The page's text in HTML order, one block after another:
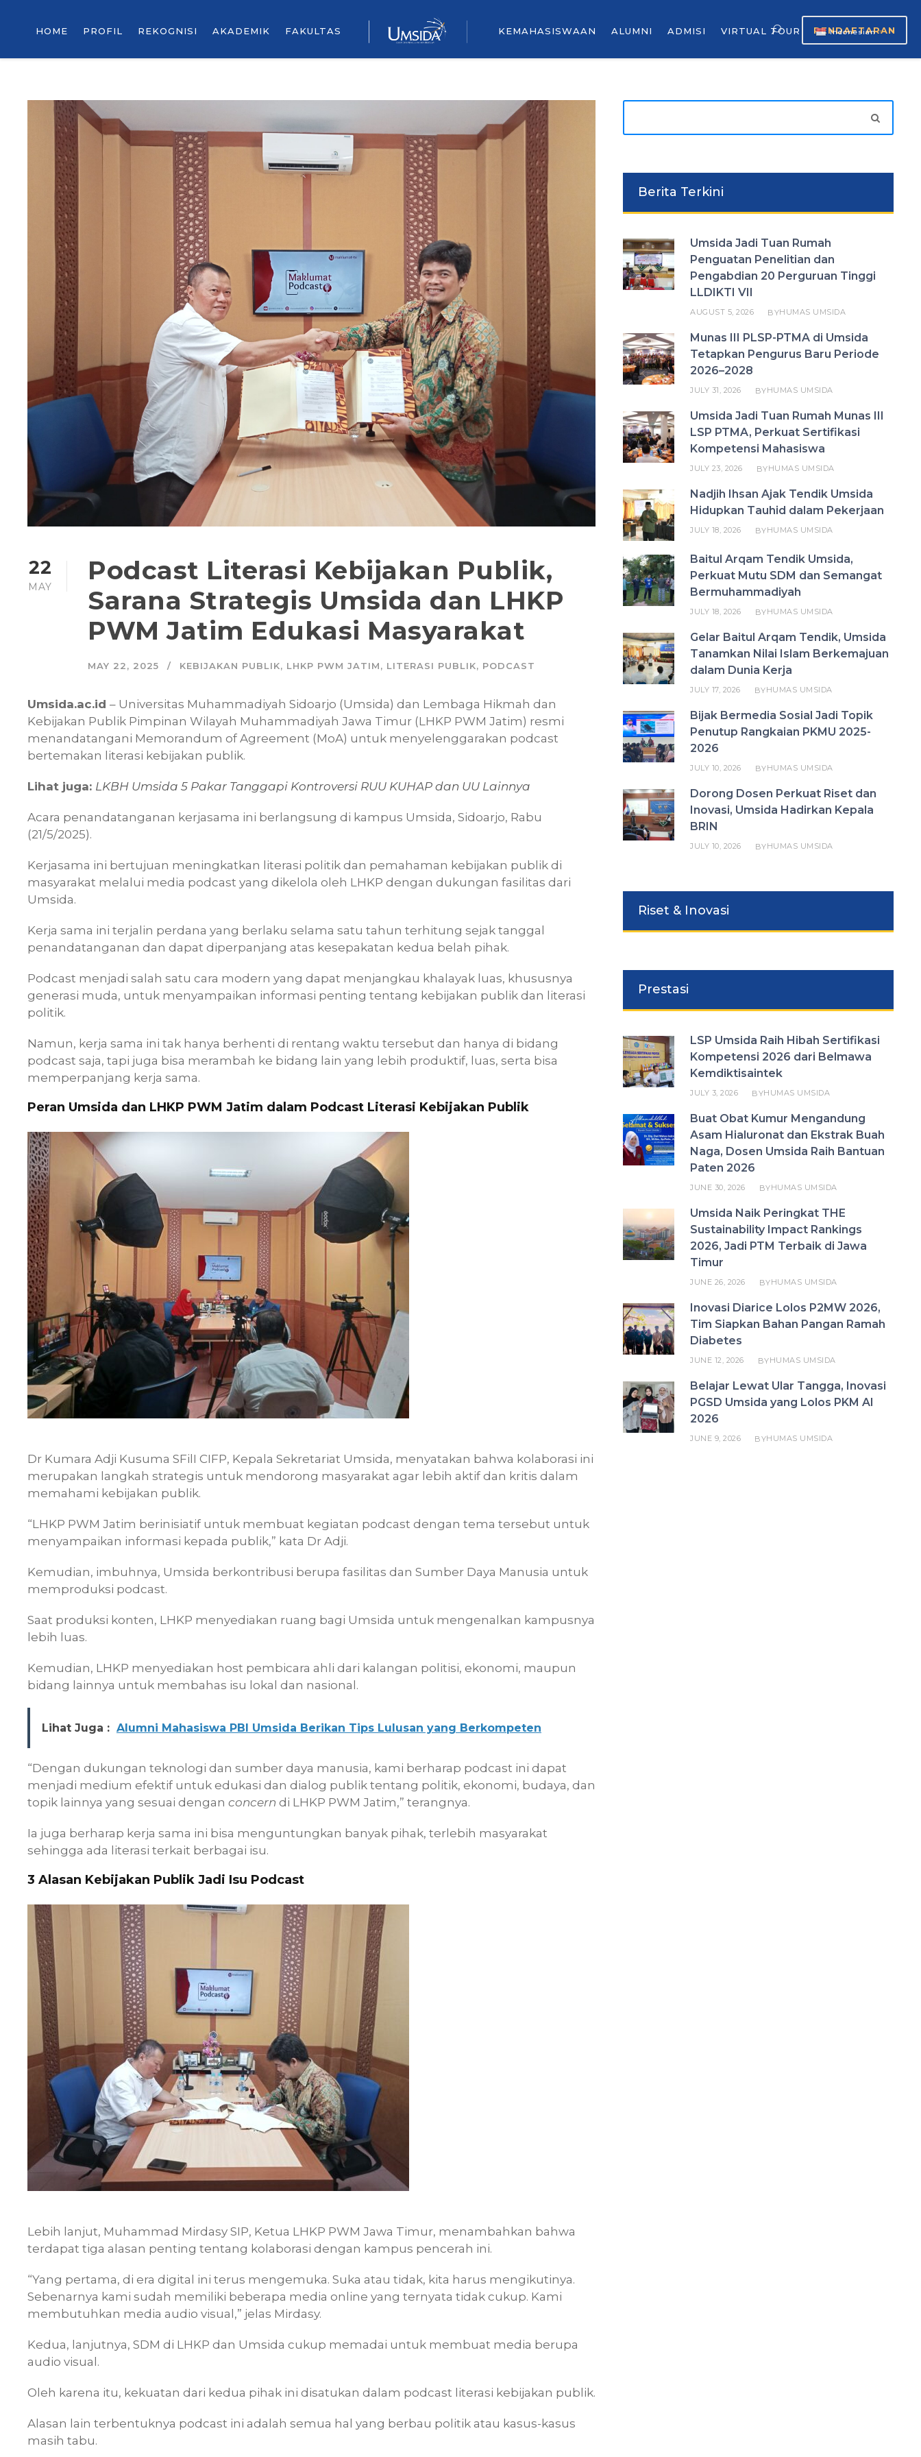
HOME PROFIL REKOGNISI AKADEMIK FAKULTAS KEMAHASISWAAN ALUMNI ADMISI VIRTUAL TOUR Indonesian ▼
PENDAFTARAN
22
MAY
Podcast Literasi Kebijakan Publik,
Sarana Strategis Umsida dan LHKP
PWM Jatim Edukasi Masyarakat
MAY 22, 2025 KEBIJAKAN PUBLIK, LHKP PWM JATIM, LITERASI PUBLIK, PODCAST
Umsida.ac.id – Universitas Muhammadiyah Sidoarjo (Umsida) dan Lembaga Hikmah dan
Kebijakan Publik Pimpinan Wilayah Muhammadiyah Jawa Timur (LHKP PWM Jatim) resmi
menandatangani Memorandum of Agreement (MoA) untuk menyelenggarakan podcast
bertemakan literasi kebijakan publik.
Lihat juga: LKBH Umsida 5 Pakar Tanggapi Kontroversi RUU KUHAP dan UU Lainnya
Acara penandatanganan kerjasama ini berlangsung di kampus Umsida, Sidoarjo, Rabu
(21/5/2025).
Kerjasama ini bertujuan meningkatkan literasi politik dan pemahaman kebijakan publik di
masyarakat melalui media podcast yang dikelola oleh LHKP dengan dukungan fasilitas dari
Umsida.
Kerja sama ini terjalin perdana yang berlaku selama satu tahun terhitung sejak tanggal
penandatanganan dan dapat diperpanjang atas kesepakatan kedua belah pihak.
Podcast menjadi salah satu cara modern yang dapat menjangkau khalayak luas, khususnya
generasi muda, untuk menyampaikan informasi penting tentang kebijakan publik dan literasi
politik.
Namun, kerja sama ini tak hanya berhenti di rentang waktu tersebut dan hanya di bidang
podcast saja, tapi juga bisa merambah ke bidang lain yang lebih produktif, luas, serta bisa
memperpanjang kerja sama.
Peran Umsida dan LHKP PWM Jatim dalam Podcast Literasi Kebijakan Publik
Dr Kumara Adji Kusuma SFilI CIFP, Kepala Sekretariat Umsida, menyatakan bahwa kolaborasi ini
merupakan langkah strategis untuk mendorong masyarakat agar lebih aktif dan kritis dalam
memahami kebijakan publik.
“LHKP PWM Jatim berinisiatif untuk membuat kegiatan podcast dengan tema tersebut untuk
menyampaikan informasi kepada publik,” kata Dr Adji.
Kemudian, imbuhnya, Umsida berkontribusi berupa fasilitas dan Sumber Daya Manusia untuk
memproduksi podcast.
Saat produksi konten, LHKP menyediakan ruang bagi Umsida untuk mengenalkan kampusnya
lebih luas.
Kemudian, LHKP menyediakan host pembicara ahli dari kalangan politisi, ekonomi, maupun
bidang lainnya untuk membahas isu lokal dan nasional.
Lihat Juga : Alumni Mahasiswa PBI Umsida Berikan Tips Lulusan yang Berkompeten
“Dengan dukungan teknologi dan sumber daya manusia, kami berharap podcast ini dapat
menjadi medium efektif untuk edukasi dan dialog publik tentang politik, ekonomi, budaya, dan
topik lainnya yang sesuai dengan concern di LHKP PWM Jatim,” terangnya.
Ia juga berharap kerja sama ini bisa menguntungkan banyak pihak, terlebih masyarakat
sehingga ada literasi terkait berbagai isu.
3 Alasan Kebijakan Publik Jadi Isu Podcast
Lebih lanjut, Muhammad Mirdasy SIP, Ketua LHKP PWM Jawa Timur, menambahkan bahwa
terdapat tiga alasan penting tentang kolaborasi dengan kampus pencerah ini.
“Yang pertama, di era digital ini terus mengemuka. Suka atau tidak, kita harus mengikutinya.
Sebenarnya kami sudah memiliki beberapa media online yang ternyata tidak cukup. Kami
membutuhkan media audio visual,” jelas Mirdasy.
Kedua, lanjutnya, SDM di LHKP dan Umsida cukup memadai untuk membuat media berupa
audio visual.
Oleh karena itu, kekuatan dari kedua pihak ini disatukan dalam podcast literasi kebijakan publik.
Alasan lain terbentuknya podcast ini adalah semua hal yang berbau politik atau kasus-kasus
masih tabu.
Berita Terkini
Umsida Jadi Tuan Rumah
Penguatan Penelitian dan
Pengabdian 20 Perguruan Tinggi
LLDIKTI VII
AUGUST 5, 2026 BYHUMAS UMSIDA
Munas III PLSP-PTMA di Umsida
Tetapkan Pengurus Baru Periode
2026–2028
JULY 31, 2026 BYHUMAS UMSIDA
Umsida Jadi Tuan Rumah Munas III
LSP PTMA, Perkuat Sertifikasi
Kompetensi Mahasiswa
JULY 23, 2026 BYHUMAS UMSIDA
Nadjih Ihsan Ajak Tendik Umsida
Hidupkan Tauhid dalam Pekerjaan
JULY 18, 2026 BYHUMAS UMSIDA
Baitul Arqam Tendik Umsida,
Perkuat Mutu SDM dan Semangat
Bermuhammadiyah
JULY 18, 2026 BYHUMAS UMSIDA
Gelar Baitul Arqam Tendik, Umsida
Tanamkan Nilai Islam Berkemajuan
dalam Dunia Kerja
JULY 17, 2026 BYHUMAS UMSIDA
Bijak Bermedia Sosial Jadi Topik
Penutup Rangkaian PKMU 2025-
2026
JULY 10, 2026 BYHUMAS UMSIDA
Dorong Dosen Perkuat Riset dan
Inovasi, Umsida Hadirkan Kepala
BRIN
JULY 10, 2026 BYHUMAS UMSIDA
Riset & Inovasi
Prestasi
LSP Umsida Raih Hibah Sertifikasi
Kompetensi 2026 dari Belmawa
Kemdiktisaintek
JULY 3, 2026 BYHUMAS UMSIDA
Buat Obat Kumur Mengandung
Asam Hialuronat dan Ekstrak Buah
Naga, Dosen Umsida Raih Bantuan
Paten 2026
JUNE 30, 2026 BYHUMAS UMSIDA
Umsida Naik Peringkat THE
Sustainability Impact Rankings
2026, Jadi PTM Terbaik di Jawa
Timur
JUNE 26, 2026 BYHUMAS UMSIDA
Inovasi Diarice Lolos P2MW 2026,
Tim Siapkan Bahan Pangan Ramah
Diabetes
JUNE 12, 2026 BYHUMAS UMSIDA
Belajar Lewat Ular Tangga, Inovasi
PGSD Umsida yang Lolos PKM AI
2026
JUNE 9, 2026 BYHUMAS UMSIDA